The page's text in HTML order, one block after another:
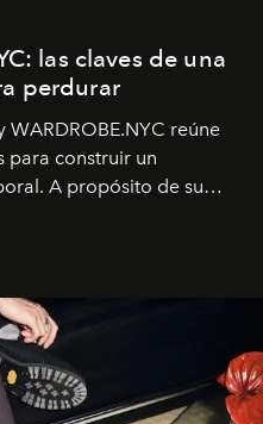
las claves de una
perdurar
WARDROBE.NYC reúne
para construir un
A propósito de su
la firma neoyorquina y
global de la marca